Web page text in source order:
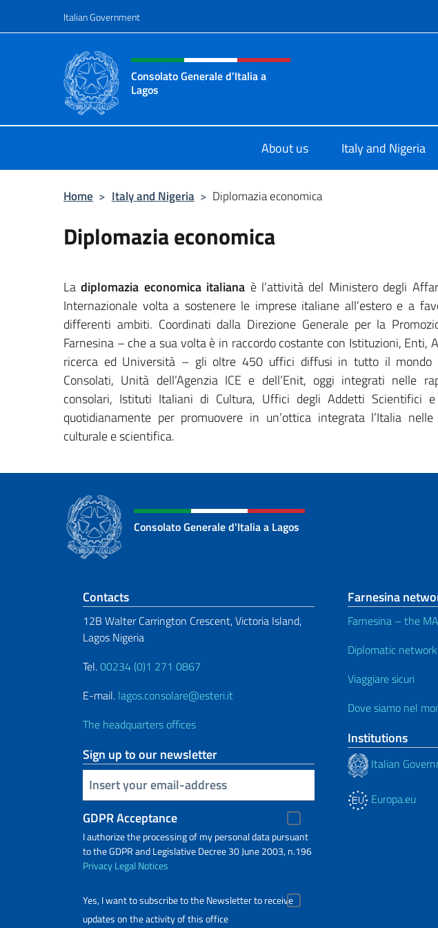
Italian Government
Header, social and menu of site
Consolato Generale d'Italia a
Lagos
About us Italy and Nigeria
Home > Italy and Nigeria > Diplomazia economica
Diplomazia economica
Ladiplomazia economica italiana è l’attività del Ministero degli
Internazionale volta a sostenere le imprese italiane all’estero e a
differenti ambiti. Coordinati dalla Direzione Generale per la
Farnesina – che a sua volta è in raccordo costante con Istituzioni, Enti,
ricerca ed Università – gli oltre 450 uffici diffusi in tutto il mondo
Consolati, Unità dell’Agenzia ICE e dell’Enit, oggi integrati nelle
consolari, Istituti Italiani di Cultura, Uffici degli Addetti Scientifici e
quotidianamente per promuovere in un’ottica integrata l’Italia
culturale e scientifica.
Consolato Generale d'Italia a Lagos
Footer section
Contacts
12B Walter Carrington Crescent, Victoria Island,
Lagos Nigeria
Tel.00234 (0)1 271 0867
E-mail. lagos.consolare@esteri.it
The headquarters offices
Sign up to our newsletter
Insert your email
GDPR Acceptance
I authorize the processing of my personal data pursuant
to the GDPR and Legislative Decree 30 June 2003, n.196
PrivacyLegal Notices
Yes, I want to subscribe to the Newsletter to receive
updates on the activity of this office
Farnesina
Farnesina – the
Diplomatic network
Viaggiare sicuri
Dove siamo nel
Institutions
Italian
Europa.eu